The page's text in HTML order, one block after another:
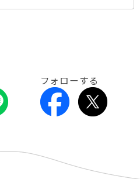
フォローする